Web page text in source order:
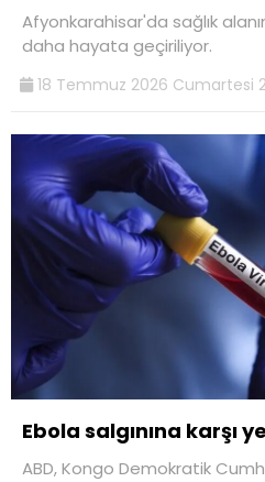
Afyonkarahisar'da sağlık
daha hayata geçiriliyor.
18 Temmuz 2026 Cumartesi
Ebola salgınına karşı
ABD, Kongo Demokratik